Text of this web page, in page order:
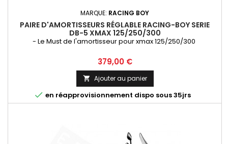
MARQUE: RACING BOY
PAIRE D'AMORTISSEURS RÉGLABLE RACING-BOY SERIE
DB-5 XMAX 125/250/300
- Le Must de l'amortisseur pour xmax 125/250/300
Prix
379,00 €
 Ajouter au panier
 en réapprovisionnement dispo sous 35jrs